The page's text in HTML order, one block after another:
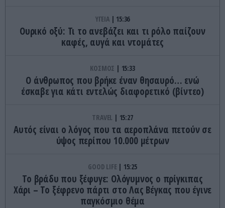
ΥΓΕΙΑ 15:36
Ουρικό οξύ: Τι το ανεβάζει και τι ρόλο παίζουν
καφές, αυγά και ντομάτες
ΚΟΣΜΟΣ 15:33
Ο άνθρωπος που βρήκε έναν θησαυρό… ενώ
έσκαβε για κάτι εντελώς διαφορετικό (βίντεο)
TRAVEL 15:27
Αυτός είναι ο λόγος που τα αεροπλάνα πετούν σε
ύψος περίπου 10.000 μέτρων
GOOD LIFE 15:25
Το βράδυ που ξέφυγε: Ολόγυμνος ο πρίγκιπας
Χάρι – Το ξέφρενο πάρτι στο Λας Βέγκας που έγινε
παγκόσμιο θέμα